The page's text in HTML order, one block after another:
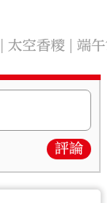
太空香糭 端
評論